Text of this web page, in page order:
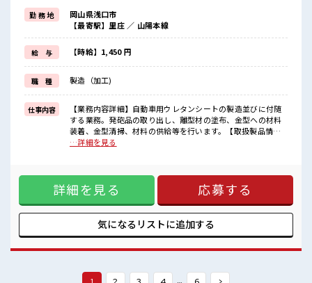
残業は月20時間未満で、
ほどよく稼げます♪
≪機能的な制服アリ≫
制服があるので、
毎日の服装の悩み解消♪
≪未経験でも活躍できる≫
新しいことにチャレンジするのは不安だけど、
しっかり働く環境が整っています！
イチからスキルUP・ステップUP目指していきましょう！
≪自分に合った期間で働ける≫
福利厚生が整った派遣のお仕事です！
■職場の雰囲気
扶養控除内を希望の方にオススメ！
主婦主夫さんなど、
同じ境遇の方も多数活躍中！
勤 務 地
岡山県浅口市
【最寄駅】里庄 ／ 山陽本線
給 与 【時給】1,450 円
職 種 製造（加工)
仕事内容
【業務内容詳細】自動車用ウレタンシートの製造並びに付随
する業務。発砲品の取り出し、離型材の塗布、金型への材料
装着、金型清掃、材料の供給等を行います。【取扱製品情
報】ウレタンシート ■お仕事PR ≪扶養内で働く≫ 扶養内OK
よく稼げます♪ ≪機能的な制服アリ≫ 制服があるので、 毎日
の服装の悩み解消♪ ≪未経験でも活躍できる≫ 新しいことに
チャレンジするのは不安だけど、 しっかり働く環境が整って
います！ イチからスキルUP・ステップUP目指していきまし
ょう！ ≪自分に合った期間で働ける≫ 福利厚生が整った派遣
のお仕事です！ ■職場の雰囲気 少人数でアットホームな雰囲
を希望の方にオススメ！ 主婦主夫さんなど、 同じ境遇の方も
…詳細を見る
詳細を見る 応募する
気になるリストに追加する
…